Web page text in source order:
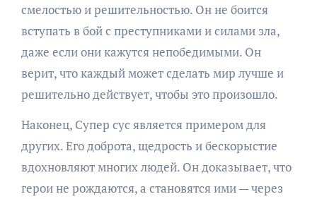
смелостью и решительностью. Он не боится
вступать в бой с преступниками и силами зла,
даже если они кажутся непобедимыми. Он
верит, что каждый может сделать мир лучше и
решительно действует, чтобы это произошло.
Наконец, Супер сус является примером для
других. Его доброта, щедрость и бескорыстие
вдохновляют многих людей. Он доказывает, что
герои не рождаются, а становятся ими — через